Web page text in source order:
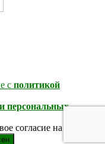
с политикой
согласие на